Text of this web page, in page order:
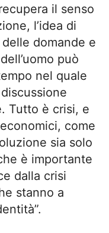
il senso
l’idea di
domande e
può
nel quale
Tutto è crisi, e
come
sia solo
è importante
dalla crisi
stanno a